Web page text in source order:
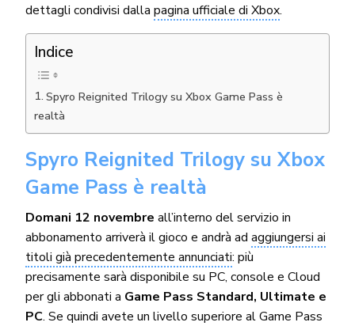
dettagli condivisi dallapagina ufficiale di Xbox.
Indice
Spyro Reignited Trilogy su Xbox Game Pass è
realtà
Spyro Reignited Trilogy su Xbox
Game Pass è realtà
Domani 12 novembre all’interno del servizio in
abbonamento arriverà il gioco e andrà adaggiungersi ai
titoli già precedentemente annunciati: più
precisamente sarà disponibile su PC, console e Cloud
per gli abbonati a Game Pass Standard, Ultimate e
PC. Se quindi avete un livello superiore al Game Pass